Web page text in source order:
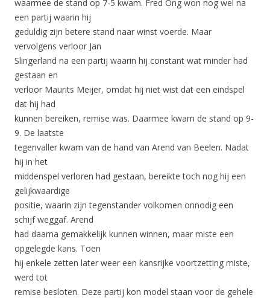
waarmee de stand op 7-5 kwam. Fred Ong won nog wel na
een partij waarin hij
geduldig zijn betere stand naar winst voerde. Maar
vervolgens verloor Jan
Slingerland na een partij waarin hij constant wat minder had
gestaan en
verloor Maurits Meijer, omdat hij niet wist dat een eindspel
dat hij had
kunnen bereiken, remise was. Daarmee kwam de stand op 9-
9. De laatste
tegenvaller kwam van de hand van Arend van Beelen. Nadat
hij in het
middenspel verloren had gestaan, bereikte toch nog hij een
gelijkwaardige
positie, waarin zijn tegenstander volkomen onnodig een
schijf weggaf. Arend
had daarna gemakkelijk kunnen winnen, maar miste een
opgelegde kans. Toen
hij enkele zetten later weer een kansrijke voortzetting miste,
werd tot
remise besloten. Deze partij kon model staan voor de gehele